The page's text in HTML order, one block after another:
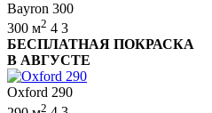
Bayron 300
300 м2 4 3
БЕСПЛАТНАЯ ПОКРАСКА
В АВГУСТЕ
Oxford 290
2